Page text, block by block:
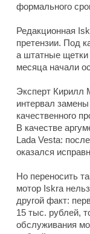
формального
Редакционная
претензии. Под
а штатные щетки
месяца начали
Эксперт Кирилл
интервал
качественного
В качестве
Lada Vesta:
оказался
Но переносить
мотор Iskra
другой факт:
15 тыс. рублей,
обслуживания